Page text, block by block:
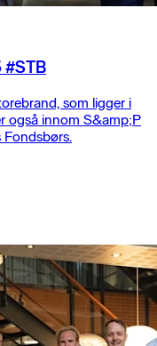
#STB
som ligger i
også innom S&amp;P